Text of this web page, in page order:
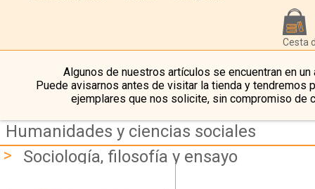
Cesta
Algunos de nuestros artículos se encuentran en un
Puede avisarnos antes de visitar la tienda y tendremos
ejemplares que nos solicite, sin compromiso de
Humanidades y ciencias sociales
>
Sociología, filosofía y ensayo